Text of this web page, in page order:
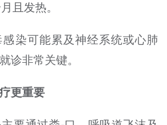
且发热。
染可能累及神经系统或心肺
诊非常关键。
更重要